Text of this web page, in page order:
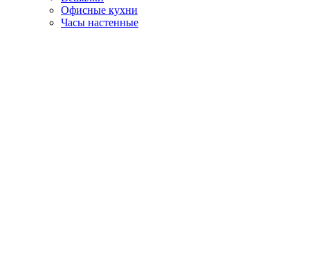
Офисные кухни
Часы настенные